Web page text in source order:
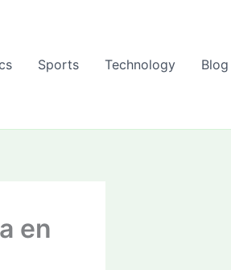
Sports Technology Blog
en